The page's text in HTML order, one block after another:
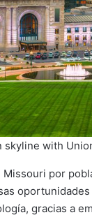
skyline with
Missouri por
gracias a